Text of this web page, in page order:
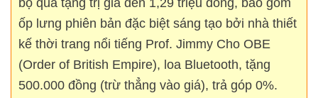
bộ quà tặng trị giá đến 1,29 triệu đồng, bao gồm
ốp lưng phiên bản đặc biệt sáng tạo bởi nhà thiết
kế thời trang nổi tiếng Prof. Jimmy Cho OBE
(Order of British Empire), loa Bluetooth, tặng
500.000 đồng (trừ thẳng vào giá), trả góp 0%.